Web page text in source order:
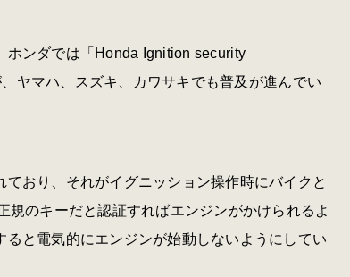
ホンダでは「Honda Ignition security
ヤマハ、スズキ、カワサキでも普及が進んでい
おり、それがイグニッション操作時にバイクと
のキーだと認証すればエンジンがかけられるよ
と電気的にエンジンが始動しないようにしてい